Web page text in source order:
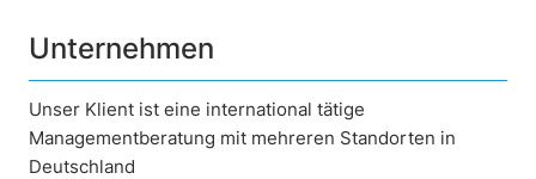
Unternehmen
Unser Klient ist eine international tätige
Managementberatung mit mehreren Standorten in
Deutschland